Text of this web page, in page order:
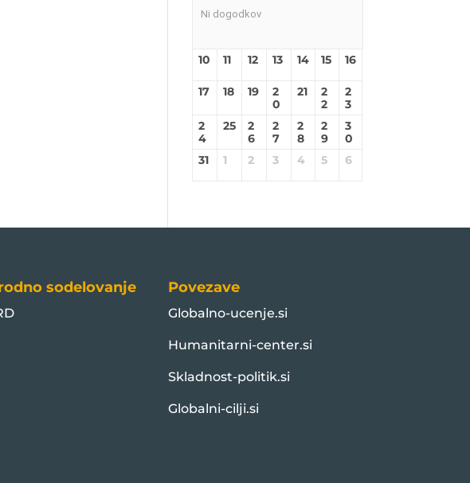
Ni dogodkov
10 11 12 13 14 15 16
17 18 19
2
0
21
2
2
2
3
2
4
25
2
6
2
7
2
8
2
9
3
0
31
1 2 3 4 5 6
sodelovanje Povezave
Globalno-ucenje.si
Humanitarni-center.si
Skladnost-politik.si
Globalni-cilji.si